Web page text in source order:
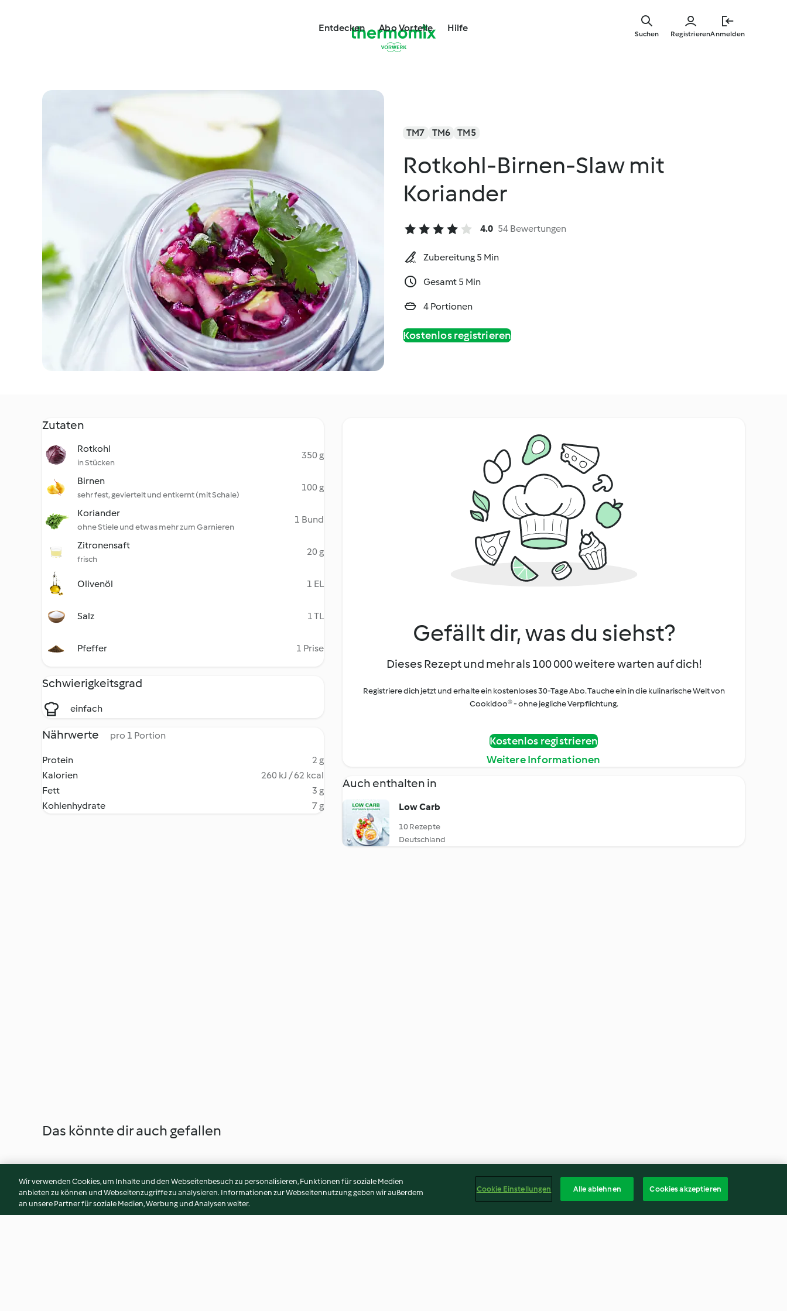
springen
Entdecken Abo Vorteile Hilfe
RegistrierenAnmelden
Suchen
TM7 TM6 TM5
Rotkohl-Birnen-Slaw mit
Koriander
4.0 54 Bewertungen
Zubereitung 5 Min
Gesamt 5 Min
4 Portionen
Kostenlos registrieren
Zutaten
Rotkohl
in Stücken
350 g
Birnen
sehr fest, geviertelt und entkernt (mit Schale)
100 g
Koriander
ohne Stiele und etwas mehr zum Garnieren
1 Bund
Zitronensaft
frisch
20 g
Olivenöl 1 EL
Salz 1 TL
Pfeffer 1 Prise
Schwierigkeitsgrad
einfach
Nährwerte pro 1 Portion
Protein
2 g
Kalorien
260 kJ / 62 kcal
Fett
3 g
Kohlenhydrate
7 g
Gefällt dir, was du siehst?
Dieses Rezept und mehr als 100 000 weitere warten auf dich!
Registriere dich jetzt und erhalte ein kostenloses 30-Tage Abo. Tauche ein in die kulinarische Welt von
Cookidoo® - ohne jegliche Verpflichtung.
Kostenlos registrieren
Weitere Informationen
Auch enthalten in
Low Carb
10 Rezepte
Deutschland
Das könnte dir auch gefallen
Wir verwenden Cookies, um Inhalte und den Webseitenbesuch zu personalisieren, Funktionen für soziale Medien
anbieten zu können und Webseitenzugriffe zu analysieren. Informationen zur Webseitennutzung geben wir außerdem
an unsere Partner für soziale Medien, Werbung und Analysen weiter.
Cookie Einstellungen Alle ablehnen Cookies akzeptieren